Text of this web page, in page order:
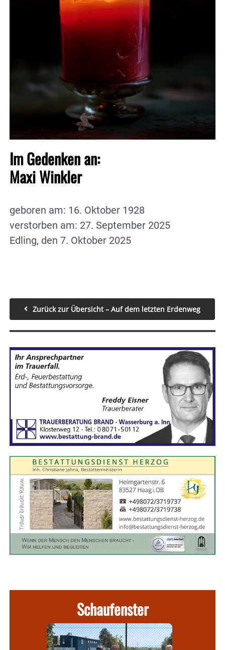
Im Gedenken an:
Maxi Winkler
geboren am: 16. Oktober 1928
verstorben am: 27. September 2025
Edling, den 7. Oktober 2025
Zurück zur Übersicht – Auf dem letzten Erdenweg
Schaufenster